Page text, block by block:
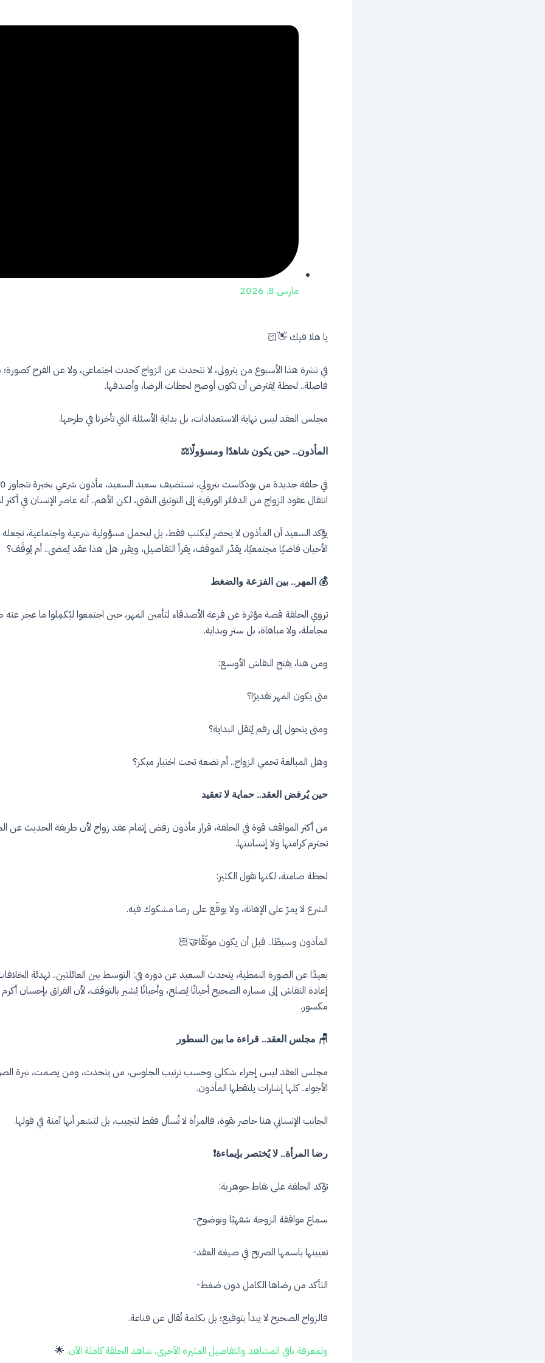
مارس 8, 2026
يا هلا فيك 👋🏻
في نشرة هذا الأسبوع من بترولي، لا نتحدث عن الزواج كحدث اجتماعي، ولا عن الفرح
فاصلة.. لحظة يُفترض أن تكون أوضح لحظات الرضا، وأصدقها.
مجلس العقد ليس نهاية الاستعدادات، بل بداية الأسئلة التي تأخرنا في طرحها.
المأذون.. حين يكون شاهدًا ومسؤولًا⚖️
انتقال عقود الزواج من الدفاتر الورقية إلى التوثيق التقني، لكن الأهم.. أنه عاصر الإنسان في
يؤكد السعيد أن المأذون لا يحضر ليكتب فقط، بل ليحمل مسؤولية شرعية واجتماعية، تجعله
الأحيان قاضيًا مجتمعيًا، يقدّر الموقف، يقرأ التفاصيل، ويقرر هل هذا عقد يُمضى.. أم يُوقَف؟
💰 المهر.. بين الفزعة والضغط
تروي الحلقة قصة مؤثرة عن فزعة الأصدقاء لتأمين المهر، حين اجتمعوا ليُكمِلوا ما عجز عنه
مجاملة، ولا مباهاة، بل ستر وبداية.
ومن هنا، يفتح النقاش الأوسع:
متى يكون المهر تقديرًا؟
ومتى يتحول إلى رقم يُثقل البداية؟
وهل المبالغة تحمي الزواج.. أم تضعه تحت اختبار مبكر؟
حين يُرفض العقد.. حماية لا تعقيد
من أكثر المواقف قوة في الحلقة، قرار مأذون رفض إتمام عقد زواج لأن طريقة الحديث عن
تحترم كرامتها ولا إنسانيتها.
لحظة صامتة، لكنها تقول الكثير:
الشرع لا يمرّ على الإهانة، ولا يوقّع على رضا مشكوك فيه.
المأذون وسيطًا.. قبل أن يكون موثّقًا🤝🏻
بعيدًا عن الصورة النمطية، يتحدث السعيد عن دوره في: التوسط بين العائلتين.. تهدئة
إعادة النقاش إلى مساره الصحيح أحيانًا يُصلح، وأحيانًا يُشير بالتوقف، لأن الفراق بإحسان
مكسور.
🪑 مجلس العقد.. قراءة ما بين السطور
مجلس العقد ليس إجراء شكلي وحسب ترتيب الجلوس، من يتحدث، ومن يصمت، نبرة
الأجواء.. كلها إشارات يلتقطها المأذون.
الجانب الإنساني هنا حاضر بقوة، فالمرأة لا تُسأل فقط لتجيب، بل لتشعر أنها آمنة في قولها.
رضا المرأة.. لا يُختصر بإيماءة❗️
تؤكد الحلقة على نقاط جوهرية:
سماع موافقة الزوجة شفهيًا وبوضوح-
تعيينها باسمها الصريح في صيغة العقد-
التأكد من رضاها الكامل دون ضغط-
فالزواج الصحيح لا يبدأ بتوقيع؛ بل بكلمة تُقال عن قناعة.
ولمعرفة باقي المشاهد والتفاصيل المثيرة الآخرى، شاهد الحلقة كاملة الآن. 🌟